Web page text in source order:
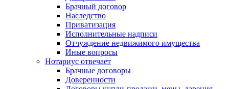
Брачный договор
Наследство
Приватизация
Исполнительные надписи
Отчуждение недвижимого имущества
Иные вопросы
Нотариус отвечает
Брачные договоры
Доверенности